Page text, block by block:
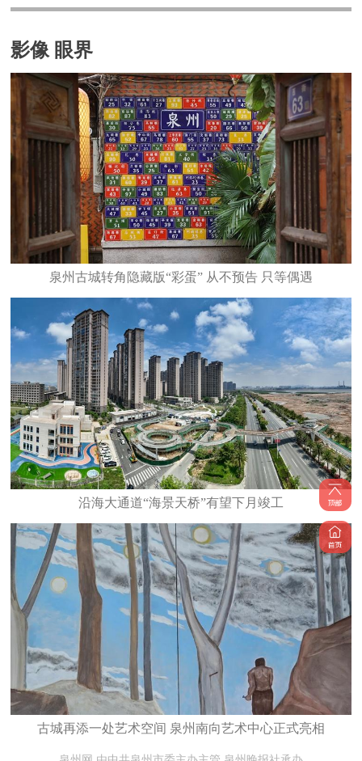
影像 眼界
泉州古城转角隐藏版“彩蛋” 从不预告 只等偶遇
沿海大通道“海景天桥”有望下月竣工
古城再添一处艺术空间 泉州南向艺术中心正式亮相